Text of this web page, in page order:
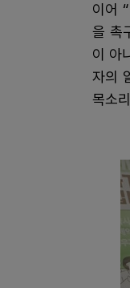
이어
을 촉
이 아
자의
목소